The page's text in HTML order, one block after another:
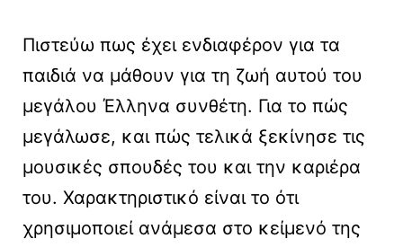
Πιστεύω πως έχει ενδιαφέρον για τα
παιδιά να μάθουν για τη ζωή αυτού του
μεγάλου Έλληνα συνθέτη. Για το πώς
μεγάλωσε, και πώς τελικά ξεκίνησε τις
μουσικές σπουδές του και την καριέρα
του. Χαρακτηριστικό είναι το ότι
χρησιμοποιεί ανάμεσα στο κείμενό της